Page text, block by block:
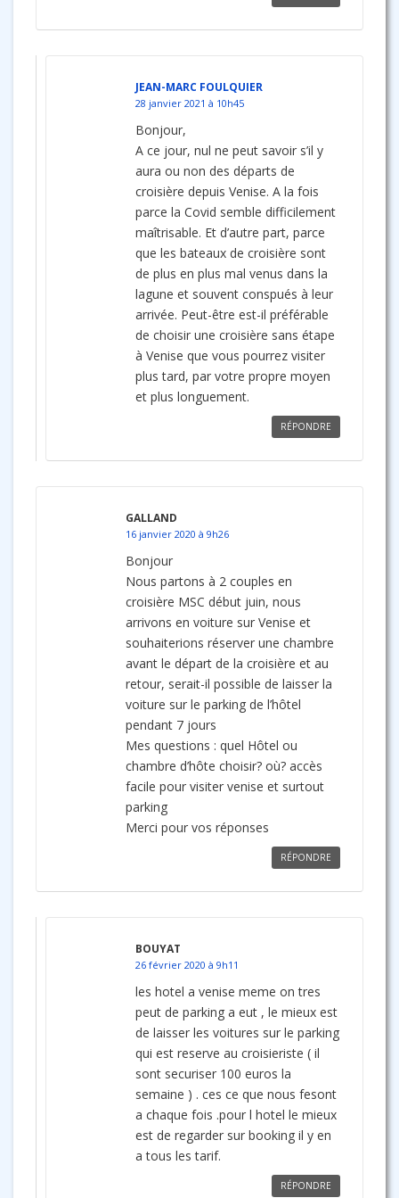
JEAN-MARC FOULQUIER
28 janvier 2021 à 10h45
Bonjour,
A ce jour, nul ne peut savoir s’il y
aura ou non des départs de
croisière depuis Venise. A la fois
parce la Covid semble difficilement
maîtrisable. Et d’autre part, parce
que les bateaux de croisière sont
de plus en plus mal venus dans la
lagune et souvent conspués à leur
arrivée. Peut-être est-il préférable
de choisir une croisière sans étape
à Venise que vous pourrez visiter
plus tard, par votre propre moyen
et plus longuement.
RÉPONDRE
GALLAND
16 janvier 2020 à 9h26
Bonjour
Nous partons à 2 couples en
croisière MSC début juin, nous
arrivons en voiture sur Venise et
souhaiterions réserver une chambre
avant le départ de la croisière et au
retour, serait-il possible de laisser la
voiture sur le parking de l’hôtel
pendant 7 jours
Mes questions : quel Hôtel ou
chambre d’hôte choisir? où? accès
facile pour visiter venise et surtout
parking
Merci pour vos réponses
RÉPONDRE
BOUYAT
26 février 2020 à 9h11
les hotel a venise meme on tres
peut de parking a eut , le mieux est
de laisser les voitures sur le parking
qui est reserve au croisieriste ( il
sont securiser 100 euros la
semaine ) . ces ce que nous fesont
a chaque fois .pour l hotel le mieux
est de regarder sur booking il y en
a tous les tarif.
RÉPONDRE